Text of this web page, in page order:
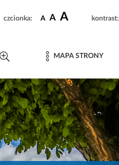
czcionka: A A A kontrast:
MAPA STRONY